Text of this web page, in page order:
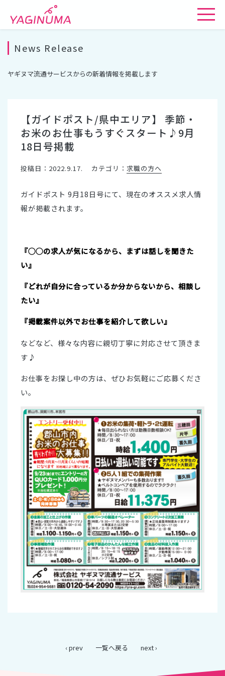
News Release
ヤギヌマ流通サービスからの新着情報を掲載します
【ガイドポスト/県中エリア】 季節・
お米のお仕事もうすぐスタート♪9月
18日号掲載
投稿日：2022.9.17. カテゴリ： 求職の方へ
ガイドポスト 9月18日号にて、現在のオススメ求人情
報が掲載されます。
『◯◯の求人が気になるから、まずは話しを聞きた
い』
『どれが自分に合っているか分からないから、相談し
たい』
『掲載案件以外でお仕事を紹介して欲しい』
などなど、様々な内容に親切丁寧に対応させて頂きま
す♪
お仕事をお探し中の方は、ぜひお気軽にご応募くださ
い。
‹ prev 一覧へ戻る next ›